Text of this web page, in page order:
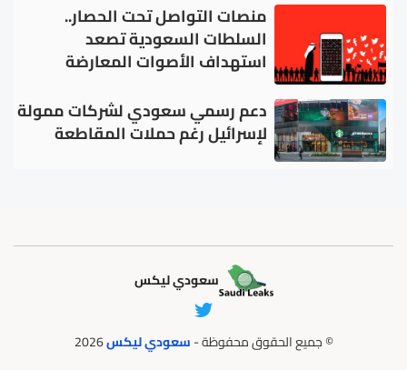
منصات التواصل تحت الحصار..
السلطات السعودية تصعد
استهداف الأصوات المعارضة
دعم رسمي سعودي لشركات ممولة
لإسرائيل رغم حملات المقاطعة
سعودي ليكس
© جميع الحقوق محفوظة -سعودي ليكس2026